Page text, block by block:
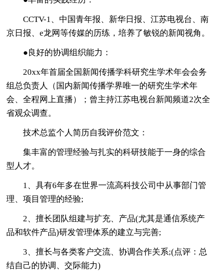
CCTV-1、中国青年报、新华日报、江苏电视台、南
京日报、e龙网等传媒的历练，培养了敏锐的新闻视角。
●良好的协调组织能力：
20xx年首届全国新闻传播学科研究生学术年会会务
组总负责人（国内新闻传播学界唯一的研究生学术年
会、全程网上直播）；曾主持江苏电视台新闻频道2次全
省观众调查。
技术总监个人简历自我评价范文：
集丰富的管理经验与扎实的科研技能于一身的综合
型人才。
1、具有6年多在世界一流高科技公司中从事部门管
理、项目管理的经验;
2、擅长团队组建与扩充、产品(尤其是通信系统产
品和软件产品)研发管理体系的建立与完善;
3、擅长与各类客户交流、协调合作关系;(点评：总
结自己的协调、交际能力)